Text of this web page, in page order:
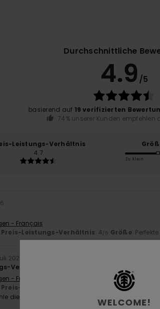
Durchschnittliche
4.9 /5
basierend auf 19 verifizierten
74% unserer Kunden empfehlen
Leistungs-Verhältnis
4.7
Zu klein
- Français
Preis-Leistungs-Verhältnis: 4/5 Größe:
2026
Verhältnis
- Français
Preis-Leistungs-Verhältnis Größe:
dieses Produkt WELCOME!